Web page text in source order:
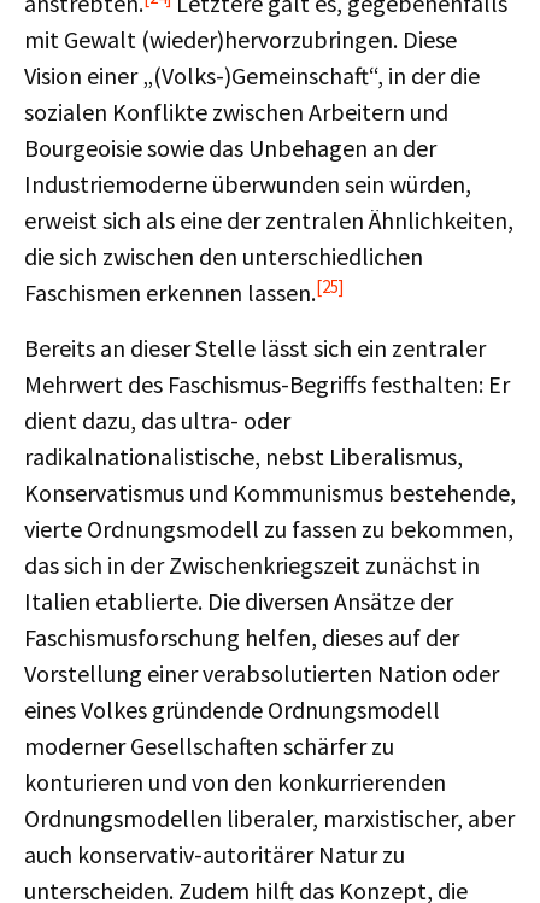
mit Gewalt (wieder)hervorzubringen. Diese
Vision einer „(Volks-)Gemeinschaft“, in der die
sozialen Konflikte zwischen Arbeitern und
Bourgeoisie sowie das Unbehagen an der
Industriemoderne überwunden sein würden,
erweist sich als eine der zentralen Ähnlichkeiten,
die sich zwischen den unterschiedlichen
Faschismen erkennen lassen.[25]
Bereits an dieser Stelle lässt sich ein zentraler
Mehrwert des Faschismus-Begriffs festhalten: Er
dient dazu, das ultra- oder
radikalnationalistische, nebst Liberalismus,
Konservatismus und Kommunismus bestehende,
vierte Ordnungsmodell zu fassen zu bekommen,
das sich in der Zwischenkriegszeit zunächst in
Italien etablierte. Die diversen Ansätze der
Faschismusforschung helfen, dieses auf der
Vorstellung einer verabsolutierten Nation oder
eines Volkes gründende Ordnungsmodell
moderner Gesellschaften schärfer zu
konturieren und von den konkurrierenden
Ordnungsmodellen liberaler, marxistischer, aber
auch konservativ-autoritärer Natur zu
unterscheiden. Zudem hilft das Konzept, die